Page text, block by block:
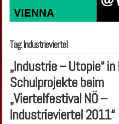
Tag: Industrieviertel
„Industrie – Utopie“ in
Schulprojekte beim
„Viertelfestival NÖ –
Industrieviertel 2011“